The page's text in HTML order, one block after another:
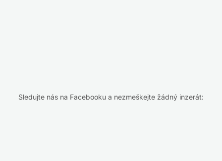
Sledujte nás na Facebooku a nezmeškejte žádný inzerát: